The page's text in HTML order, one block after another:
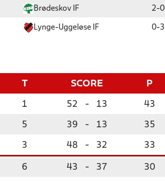
Brødeskov IF 2-0
Lynge-Uggeløse IF 0-3
T SCORE P
1 52 - 13 43
5 39 - 13 35
3 48 - 32 33
6 43 - 37 30